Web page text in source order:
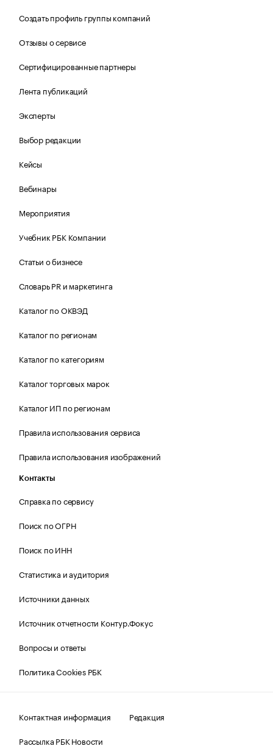
Создать профиль группы компаний
Отзывы о сервисе
Сертифицированные партнеры
Лента публикаций
Эксперты
Выбор редакции
Кейсы
Вебинары
Мероприятия
Учебник РБК Компании
Статьи о бизнесе
Словарь PR и маркетинга
Каталог по ОКВЭД
Каталог по регионам
Каталог по категориям
Каталог торговых марок
Каталог ИП по регионам
Правила использования сервиса
Правила использования изображений
Контакты
Справка по сервису
Поиск по ОГРН
Поиск по ИНН
Статистика и аудитория
Источники данных
Источник отчетности Контур.Фокус
Вопросы и ответы
Политика Cookies РБК
Контактная информация
Редакция
Рассылка РБК Новости